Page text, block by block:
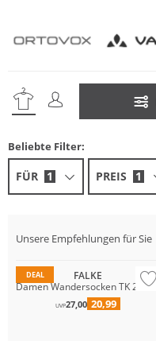
Beliebte Filter:
FÜR 1 PREIS 1
Unsere Empfehlungen für Sie
DEAL
FALKE
Damen Wandersocken TK 2 Cool
UVP27,00 20,99